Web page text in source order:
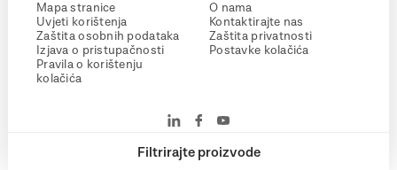
Filtrirajte proizvode
Mapa stranice
Uvjeti korištenja
Zaštita osobnih podataka
Izjava o pristupačnosti
Pravila o korištenju
kolačića
O nama
Kontaktirajte nas
Zaštita privatnosti
Postavke kolačića